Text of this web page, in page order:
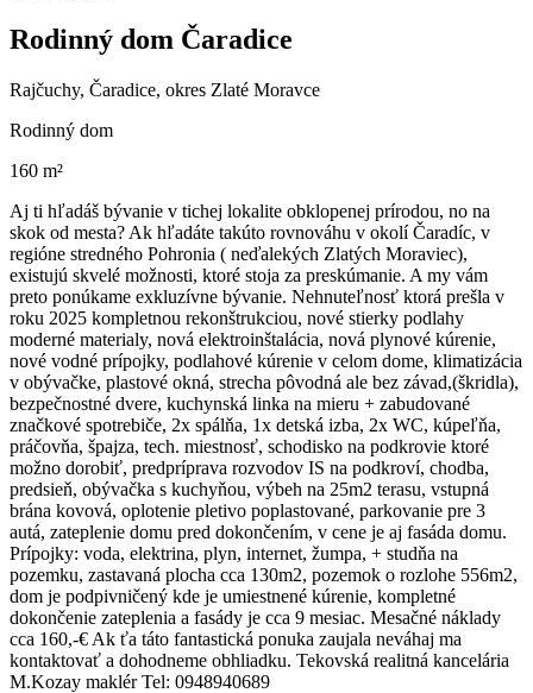
Rodinný dom Čaradice
Rajčuchy, Čaradice, okres Zlaté Moravce
Rodinný dom
160 m²
Aj ti hľadáš bývanie v tichej lokalite obklopenej prírodou, no na
skok od mesta? Ak hľadáte takúto rovnováhu v okolí Čaradíc, v
regióne stredného Pohronia ( neďalekých Zlatých Moraviec),
existujú skvelé možnosti, ktoré stoja za preskúmanie. A my vám
preto ponúkame exkluzívne bývanie. Nehnuteľnosť ktorá prešla v
roku 2025 kompletnou rekonštrukciou, nové stierky podlahy
moderné materialy, nová elektroinštalácia, nová plynové kúrenie,
nové vodné prípojky, podlahové kúrenie v celom dome, klimatizácia
v obývačke, plastové okná, strecha pôvodná ale bez závad,(škridla),
bezpečnostné dvere, kuchynská linka na mieru + zabudované
značkové spotrebiče, 2x spálňa, 1x detská izba, 2x WC, kúpeľňa,
práčovňa, špajza, tech. miestnosť, schodisko na podkrovie ktoré
možno dorobiť, predpríprava rozvodov IS na podkroví, chodba,
predsieň, obývačka s kuchyňou, výbeh na 25m2 terasu, vstupná
brána kovová, oplotenie pletivo poplastované, parkovanie pre 3
autá, zateplenie domu pred dokončením, v cene je aj fasáda domu.
Prípojky: voda, elektrina, plyn, internet, žumpa, + studňa na
pozemku, zastavaná plocha cca 130m2, pozemok o rozlohe 556m2,
dom je podpivničený kde je umiestnené kúrenie, kompletné
dokončenie zateplenia a fasády je cca 9 mesiac. Mesačné náklady
cca 160,-€ Ak ťa táto fantastická ponuka zaujala neváhaj ma
kontaktovať a dohodneme obhliadku. Tekovská realitná kancelária
M.Kozay maklér Tel: 0948940689